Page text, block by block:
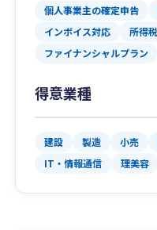
個人事業主の確定申告
インボイス対応
所得税
ファイナンシャルプラン
得意業種
建設 製造 小売
IT・情報通信
理美容